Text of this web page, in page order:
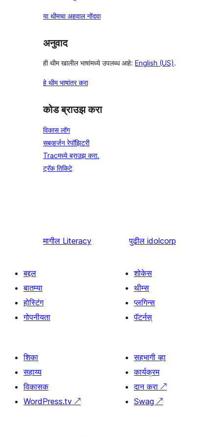
या थीमचा अहवाल नोंदवा
अनुवाद
ही थीम खालील भाषांमध्ये उपलब्ध आहे: English (US).
हे थीम भाषांतर करा
कोड ब्राउझ करा
विकास लॉग
सबव्हर्जन रेपॉझिटरी
Tracमध्ये ब्राउझ करा.
ट्रॅक तिकिटे
मागील Literacy पुढील idolcorp
बद्दल
बातम्या
होस्टिंग
गोपनीयता
शोकेस
थीम्स
प्लगिन्स
पॅटर्नस्
शिका
सहाय्य
विकासक
WordPress.tv ↗
सहभागी व्हा
कार्यक्रम
दान करा ↗
Swag ↗